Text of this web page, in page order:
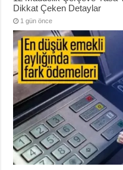
Dikkat Çeken Detaylar
1 gün önce